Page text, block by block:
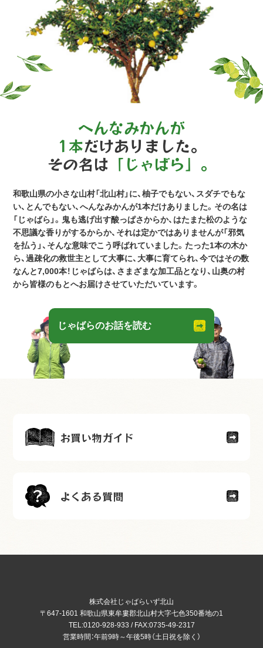
へんなみかんが
1本だけありました。
その名は 「じゃばら」。
和歌山県の小さな山村「北山村」に、柚子でもない、スダチでもな
い、とんでもない、へんなみかんが1本だけありました。その名は
「じゃばら」。鬼も逃げ出す酸っぱさからか、はたまた松のような
不思議な香りがするからか、それは定かではありませんが「邪気
を払う」、そんな意味でこう呼ばれていました。たった1本の木か
ら、過疎化の救世主として大事に、大事に育てられ、今ではその数
なんと7,000本！じゃばらは、さまざまな加工品となり、山奥の村
から皆様のもとへお届けさせていただいています。
じゃばらのお話を読む
お買い物ガイド
よくある質問
株式会社じゃばらいず北山
〒647-1601 和歌山県東牟婁郡北山村大字七色350番地の1
TEL:0120-928-933 / FAX:0735-49-2317
営業時間：午前9時～午後5時（土日祝を除く）